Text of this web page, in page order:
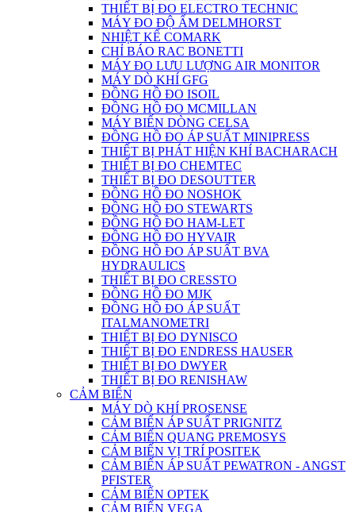
THIẾT BỊ ĐO ELECTRO TECHNIC
MÁY ĐO ĐỘ ẨM DELMHORST
NHIỆT KẾ COMARK
CHỈ BÁO RAC BONETTI
MÁY ĐO LƯU LƯỢNG AIR MONITOR
MÁY DÒ KHÍ GFG
ĐỒNG HỒ ĐO ISOIL
ĐỒNG HỒ ĐO MCMILLAN
MÁY BIẾN DÒNG CELSA
ĐỒNG HỒ ĐO ÁP SUẤT MINIPRESS
THIẾT BỊ PHÁT HIỆN KHÍ BACHARACH
THIẾT BỊ ĐO CHEMTEC
THIẾT BỊ ĐO DESOUTTER
ĐỒNG HỒ ĐO NOSHOK
ĐỒNG HỒ ĐO STEWARTS
ĐỒNG HỒ ĐO HAM-LET
ĐỒNG HỒ ĐO HYVAIR
ĐỒNG HỒ ĐO ÁP SUẤT BVA
HYDRAULICS
THIẾT BỊ ĐO CRESSTO
ĐỒNG HỒ ĐO MJK
ĐỒNG HỒ ĐO ÁP SUẤT
ITALMANOMETRI
THIẾT BỊ ĐO DYNISCO
THIẾT BỊ ĐO ENDRESS HAUSER
THIẾT BỊ ĐO DWYER
THIẾT BỊ ĐO RENISHAW
CẢM BIẾN
MÁY DÒ KHÍ PROSENSE
CẢM BIẾN ÁP SUẤT PRIGNITZ
CẢM BIẾN QUANG PREMOSYS
CẢM BIẾN VỊ TRÍ POSITEK
CẢM BIẾN ÁP SUẤT PEWATRON - ANGST
PFISTER
CẢM BIẾN OPTEK
CẢM BIẾN VEGA